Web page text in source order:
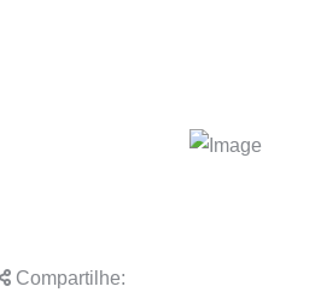
Compartilhe: